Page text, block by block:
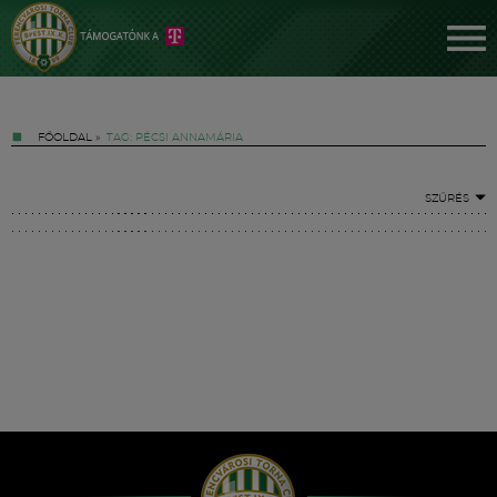
FŐOLDAL » TAG: PÉCSI ANNAMÁRIA
SZŰRÉS
Hírek